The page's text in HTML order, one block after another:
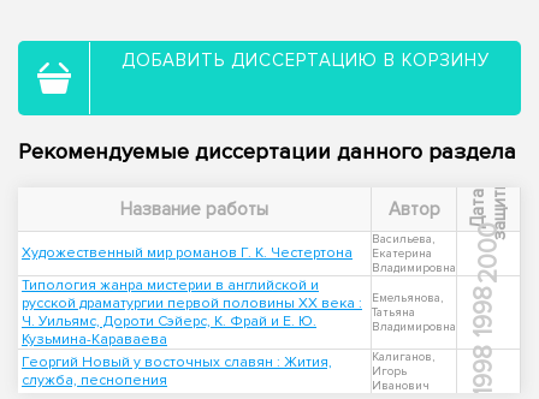
ДОБАВИТЬ ДИССЕРТАЦИЮ В КОРЗИНУ
Рекомендуемые диссертации данного раздела
Название работы Автор Д
а
т
а
з
а
щ
и
ты
Художественный мир романов Г. К. Честертона
Васильева,
Екатерина
Владимировна
2000
Типология жанра мистерии в английской и
русской драматургии первой половины ХХ века :
Ч. Уильямс, Дороти Сэйерс, К. Фрай и Е. Ю.
Кузьмина-Караваева
Емельянова,
Татьяна
Владимировна
1998
Георгий Новый у восточных славян : Жития,
служба, песнопения
Калиганов,
Игорь
Иванович
1998